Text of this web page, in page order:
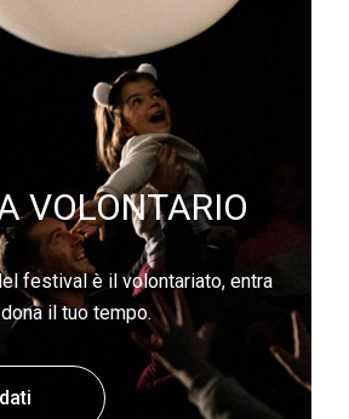
VOLONTARIO
festival è il volontariato, entra
il tuo tempo.